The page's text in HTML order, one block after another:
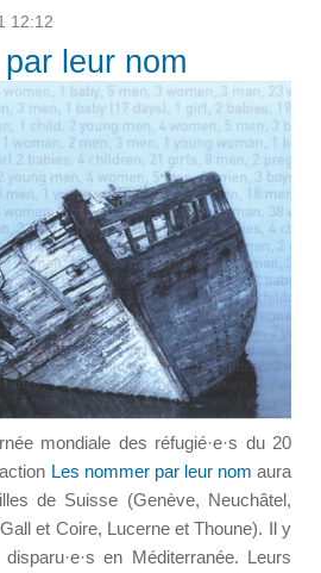
12:12
leur nom
mondiale des réfugié·e·s du 20
Les nommer par leur nom aura
de Suisse (Genève, Neuchâtel,
et Coire, Lucerne et Thoune). Il y
en Méditerranée. Leurs